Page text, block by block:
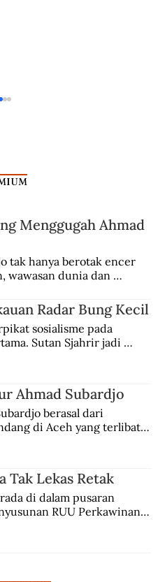
Menuturkan
Menggugah Ahmad
tak hanya berotak encer
wawasan dunia dan
hingga Sun Yat-sen.
Radar Bung Kecil
sosialisme pada
Sutan Sjahrir jadi
Ahmad Subardjo
berasal dari
di Aceh yang terlibat
Tak Lekas Retak
di dalam pusaran
RUU Perkawinan.